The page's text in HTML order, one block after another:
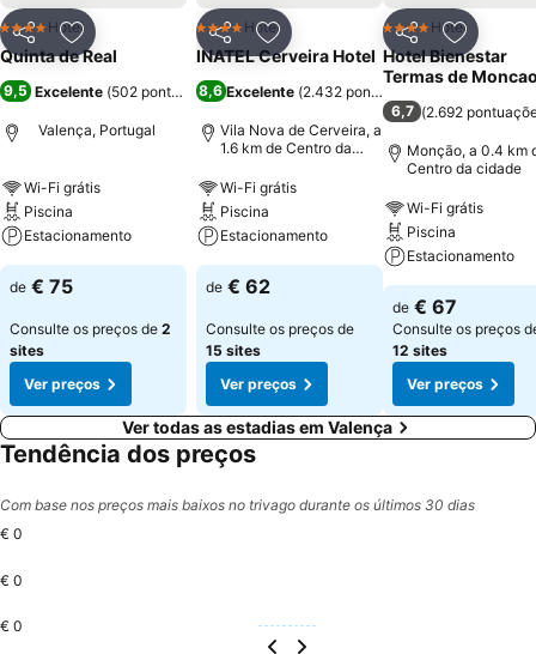
PartilharAdicionar aos favoritos
4 EstrelasHotel
Quinta de Real
9,5 Excelente (502 pontuações)
Valença, Portugal
Wi-Fi grátis
Piscina
Estacionamento
de € 75
Consulte os preços de 2
sites
Ver preços
PartilharAdicionar aos favoritos
4 EstrelasHotel
INATEL Cerveira Hotel
8,6Excelente (2.432 pontuações
Vila Nova de Cerveira, a
1.6 km de Centro da
Wi-Fi grátis
Piscina
Estacionamento
de € 62
Consulte os preços de
15 sites
Ver preços
Partilhar
4 EstrelasHotel
Hotel Bienestar
Termas de
6,7 (2.692
Monção, a 0.4 km
Centro da cidade
Wi-Fi grátis
Piscina
Estacionamento
de € 67
Consulte os preços
12 sites
Ver preços
Ver todas as estadias em Valença
Tendência dos preços
Com base nos preços mais baixos no trivago durante os últimos 30 dias
€ 0
€ 0
€ 0